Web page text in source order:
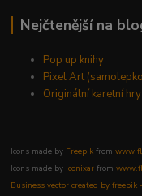
Nejčtenější na
Pop up knihy
Pixel Art
Originální karetní hry
Icons made by Freepik from
Icons made by iconixar from
Business vector created by freepik